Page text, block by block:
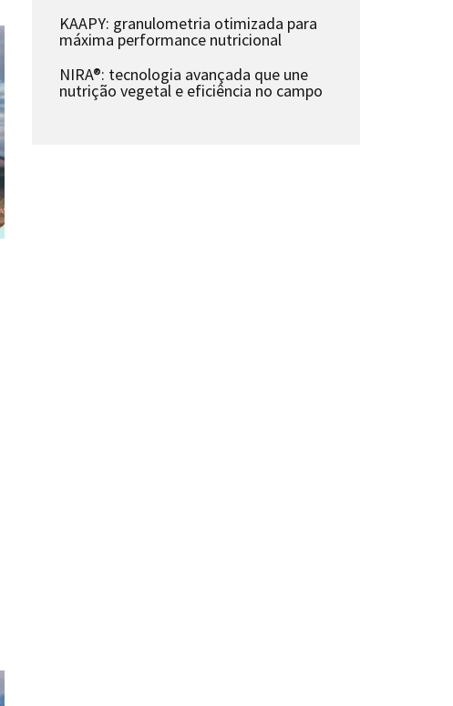
KAAPY: granulometria otimizada para
máxima performance nutricional
NIRA®: tecnologia avançada que une
nutrição vegetal e eficiência no campo